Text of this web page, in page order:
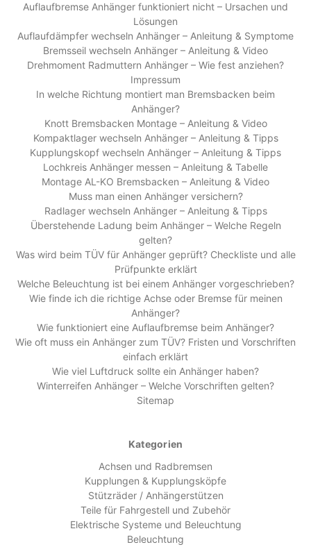
Auflaufbremse Anhänger funktioniert nicht – Ursachen und
Lösungen
Auflaufdämpfer wechseln Anhänger – Anleitung & Symptome
Bremsseil wechseln Anhänger – Anleitung & Video
Drehmoment Radmuttern Anhänger – Wie fest anziehen?
Impressum
In welche Richtung montiert man Bremsbacken beim
Anhänger?
Knott Bremsbacken Montage – Anleitung & Video
Kompaktlager wechseln Anhänger – Anleitung & Tipps
Kupplungskopf wechseln Anhänger – Anleitung & Tipps
Lochkreis Anhänger messen – Anleitung & Tabelle
Montage AL-KO Bremsbacken – Anleitung & Video
Muss man einen Anhänger versichern?
Radlager wechseln Anhänger – Anleitung & Tipps
Überstehende Ladung beim Anhänger – Welche Regeln
gelten?
Was wird beim TÜV für Anhänger geprüft? Checkliste und alle
Prüfpunkte erklärt
Welche Beleuchtung ist bei einem Anhänger vorgeschrieben?
Wie finde ich die richtige Achse oder Bremse für meinen
Anhänger?
Wie funktioniert eine Auflaufbremse beim Anhänger?
Wie oft muss ein Anhänger zum TÜV? Fristen und Vorschriften
einfach erklärt
Wie viel Luftdruck sollte ein Anhänger haben?
Winterreifen Anhänger – Welche Vorschriften gelten?
Sitemap
Kategorien
Achsen und Radbremsen
Kupplungen & Kupplungsköpfe
Stützräder / Anhängerstützen
Teile für Fahrgestell und Zubehör
Elektrische Systeme und Beleuchtung
Beleuchtung